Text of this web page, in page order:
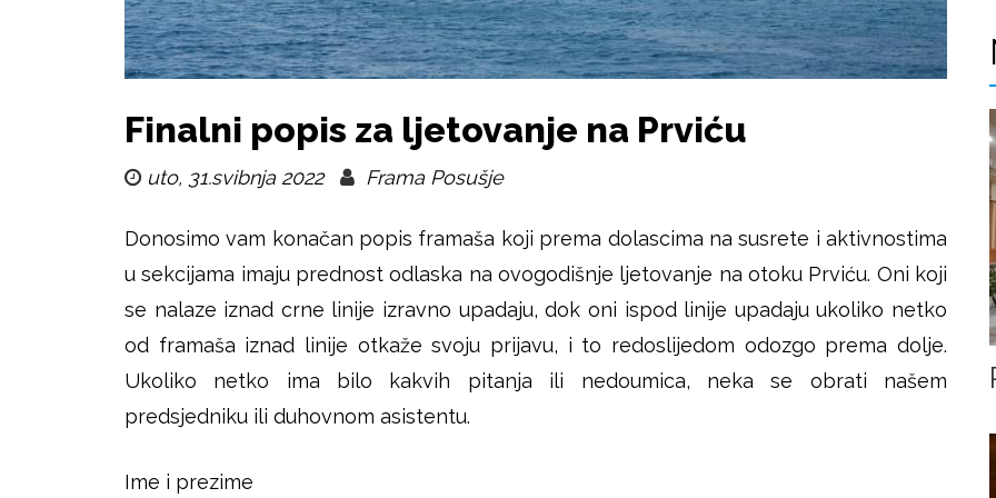
k
Finalni popis za ljetovanje na Prviću
uto, 31.svibnja 2022 Frama Posušje
Donosimo vam konačan popis framaša koji prema dolascima na susrete i aktivnostima
u sekcijama imaju prednost odlaska na ovogodišnje ljetovanje na otoku Prviću. Oni koji
se nalaze iznad crne linije izravno upadaju, dok oni ispod linije upadaju ukoliko netko
od framaša iznad linije otkaže svoju prijavu, i to redoslijedom odozgo prema dolje.
Ukoliko netko ima bilo kakvih pitanja ili nedoumica, neka se obrati našem
predsjedniku ili duhovnom asistentu.
Ime i prezime